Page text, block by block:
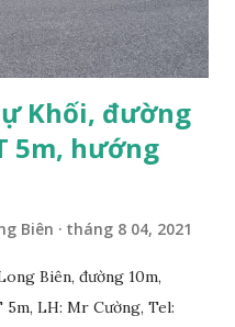
Khối, đường
5m, hướng
Biên tháng 8 04, 2021
Biên, đường 10m,
LH: Mr Cường, Tel: